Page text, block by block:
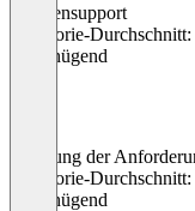
Kundensupport
Kategorie-
Ungenügend
Erfüllung der
Kategorie-
Ungenügend